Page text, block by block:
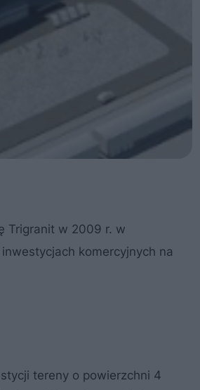
Trigranit w 2009 r. w
komercyjnych na
tereny o powierzchni 4